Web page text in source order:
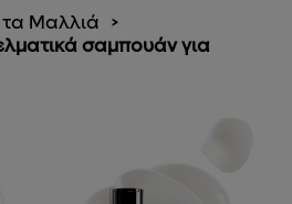
τα Μαλλιά
σαμπουάν για